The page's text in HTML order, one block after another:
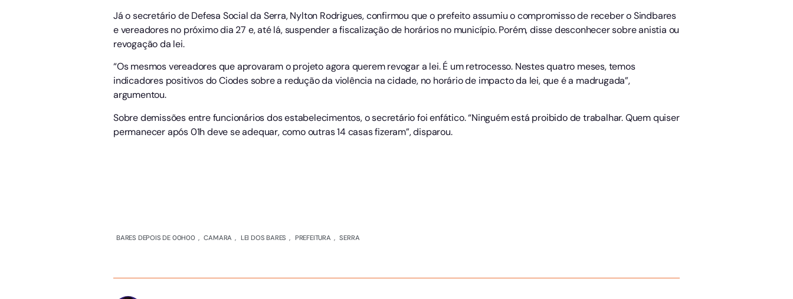
Já o secretário de Defesa Social da Serra, Nylton Rodrigues, confirmou que o prefeito assumiu o compromisso de receber o Sindbares
e vereadores no próximo dia 27 e, até lá, suspender a fiscalização de horários no município. Porém, disse desconhecer sobre anistia ou
revogação da lei.
“Os mesmos vereadores que aprovaram o projeto agora querem revogar a lei. É um retrocesso. Nestes quatro meses, temos
indicadores positivos do Ciodes sobre a redução da violência na cidade, no horário de impacto da lei, que é a madrugada”,
argumentou.
Sobre demissões entre funcionários dos estabelecimentos, o secretário foi enfático. “Ninguém está proibido de trabalhar. Quem quiser
permanecer após 01h deve se adequar, como outras 14 casas fizeram”, disparou.
BARES DEPOIS DE 00H00 , CAMARA , LEI DOS BARES , PREFEITURA , SERRA